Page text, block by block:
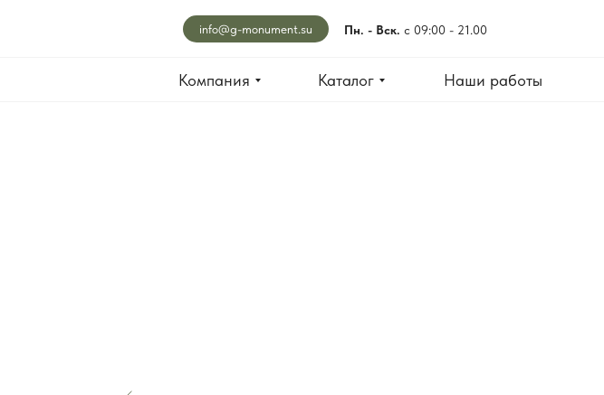
Наши работы
Каталог
Компания
info@g-monument.su Пн. - Вск. с 09:00 - 21.00